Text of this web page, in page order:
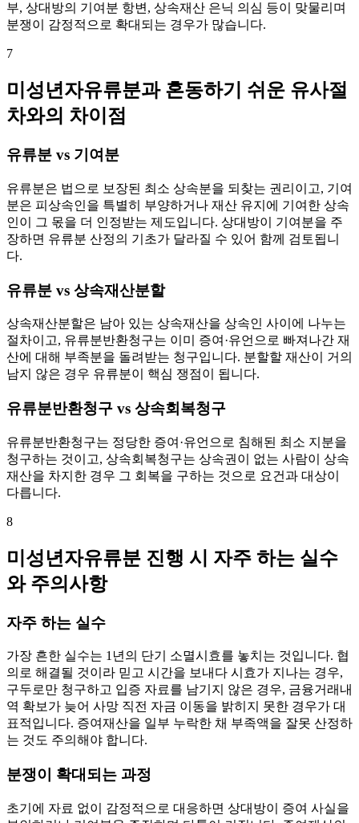
부, 상대방의 기여분 항변, 상속재산 은닉 의심 등이 맞물리며
분쟁이 감정적으로 확대되는 경우가 많습니다.
7
미성년자유류분과 혼동하기 쉬운 유사절
차와의 차이점
유류분 vs 기여분
유류분은 법으로 보장된 최소 상속분을 되찾는 권리이고, 기여
분은 피상속인을 특별히 부양하거나 재산 유지에 기여한 상속
인이 그 몫을 더 인정받는 제도입니다. 상대방이 기여분을 주
장하면 유류분 산정의 기초가 달라질 수 있어 함께 검토됩니
다.
유류분 vs 상속재산분할
상속재산분할은 남아 있는 상속재산을 상속인 사이에 나누는
절차이고, 유류분반환청구는 이미 증여·유언으로 빠져나간 재
산에 대해 부족분을 돌려받는 청구입니다. 분할할 재산이 거의
남지 않은 경우 유류분이 핵심 쟁점이 됩니다.
유류분반환청구 vs 상속회복청구
유류분반환청구는 정당한 증여·유언으로 침해된 최소 지분을
청구하는 것이고, 상속회복청구는 상속권이 없는 사람이 상속
재산을 차지한 경우 그 회복을 구하는 것으로 요건과 대상이
다릅니다.
8
미성년자유류분 진행 시 자주 하는 실수
와 주의사항
자주 하는 실수
가장 흔한 실수는 1년의 단기 소멸시효를 놓치는 것입니다. 협
의로 해결될 것이라 믿고 시간을 보내다 시효가 지나는 경우,
구두로만 청구하고 입증 자료를 남기지 않은 경우, 금융거래내
역 확보가 늦어 사망 직전 자금 이동을 밝히지 못한 경우가 대
표적입니다. 증여재산을 일부 누락한 채 부족액을 잘못 산정하
는 것도 주의해야 합니다.
분쟁이 확대되는 과정
초기에 자료 없이 감정적으로 대응하면 상대방이 증여 사실을